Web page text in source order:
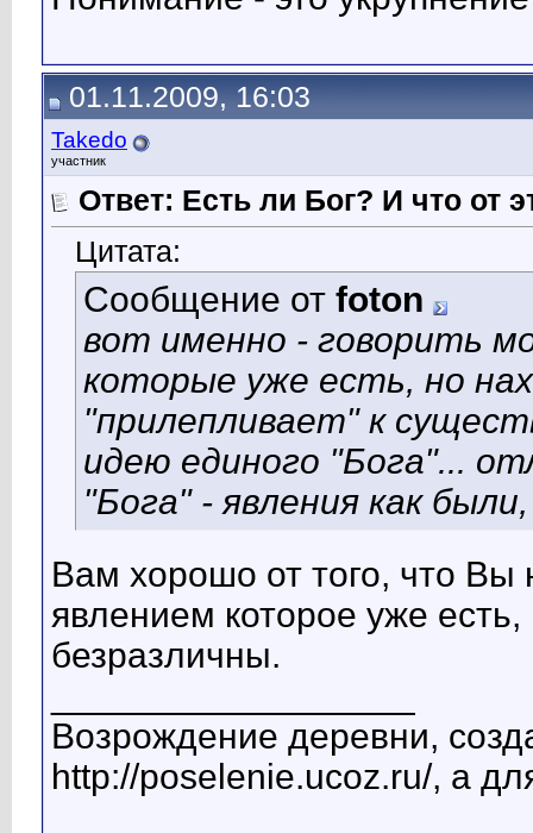
01.11.2009, 16:03
Takedo
участник
Ответ: Есть ли Бог? И что от
Цитата:
Сообщение от foton
вот именно - говорить
которые уже есть, но
"прилепливает" к
идею единого "Бога"...
"Бога" - явления как
Вам хорошо от того, что
явлением которое уже
безразличны.
Возрождение деревни,
http://poselenie.ucoz.ru/, а